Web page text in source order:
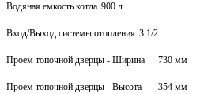
Водяная емкость котла 900 л
Вход/Выход системы отопления 3 1/2
Проем топочной дверцы - Ширина 730 мм
Проем топочной дверцы - Высота 354 мм